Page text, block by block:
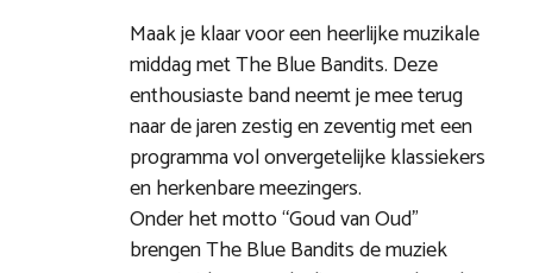
Maak je klaar voor een heerlijke muzikale
middag met The Blue Bandits. Deze
enthousiaste band neemt je mee terug
naar de jaren zestig en zeventig met een
programma vol onvergetelijke klassiekers
en herkenbare meezingers.
Onder het motto “Goud van Oud”
brengen The Blue Bandits de muziek